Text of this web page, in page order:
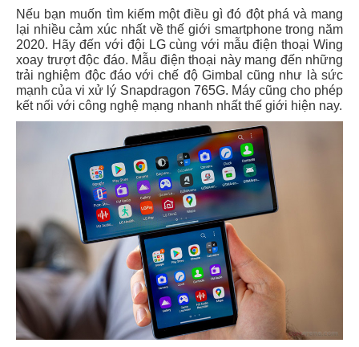
Nếu bạn muốn tìm kiếm một điều gì đó đột phá và mang
lại nhiều cảm xúc nhất về thế giới smartphone trong năm
2020. Hãy đến với đội LG cùng với mẫu điện thoại Wing
xoay trượt độc đáo. Mẫu điện thoại này mang đến những
trải nghiệm độc đáo với chế độ Gimbal cũng như là sức
mạnh của vi xử lý Snapdragon 765G. Máy cũng cho phép
kết nối với công nghệ mạng nhanh nhất thế giới hiện nay.